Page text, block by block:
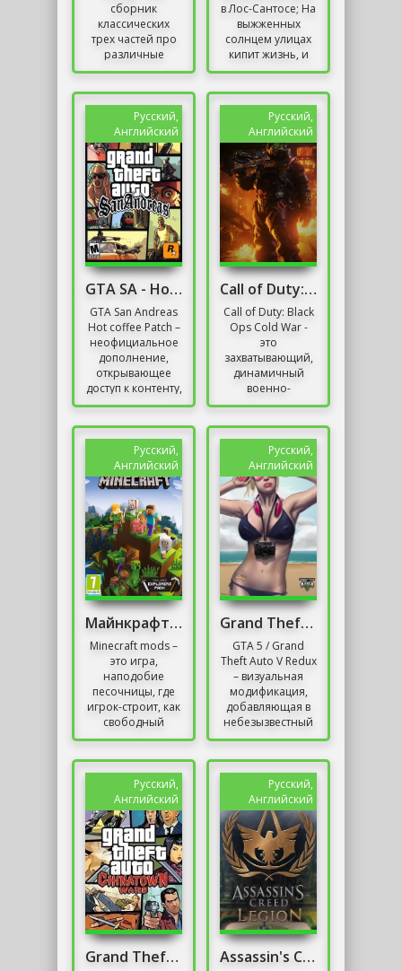
сборник
классических
трех частей про
различные
деяния
занимаются
разными делами
с собственными...
в Лос-Сантосе; На
выжженных
солнцем улицах
кипит жизнь, и
жители
этого некогда
великолепного...
Русский,
Английский
GTA SA - Hot Coffee
GTA San Andreas
Hot coffee Patch –
неофициальное
дополнение,
открывающее
доступ к контенту,
помеченного
преимущественно...
Русский,
Английский
Call of Duty: Black Ops Cold War Репак от Механики
Call of Duty: Black
Ops Cold War -
это
захватывающий,
динамичный
военно-
тактический экшн
знакомыми
соревновательными...
Русский,
Английский
Майнкрафт с модами
Minecraft mods –
это игра,
наподобие
песочницы, где
игрок-строит, как
свободный
художник.Главная
можно больше
очков , в...
Русский,
Английский
Grand Theft Auto V Redux
GTA 5 / Grand
Theft Auto V Redux
– визуальная
модификация,
добавляющая в
небезызвестный
голливудский
коллекцию
новых...
Русский,
Английский
Grand Theft Auto: Chinatown Wars
Русский,
Английский
Assassin's Creed Legion